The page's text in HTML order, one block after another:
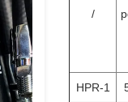
/
HPR-1